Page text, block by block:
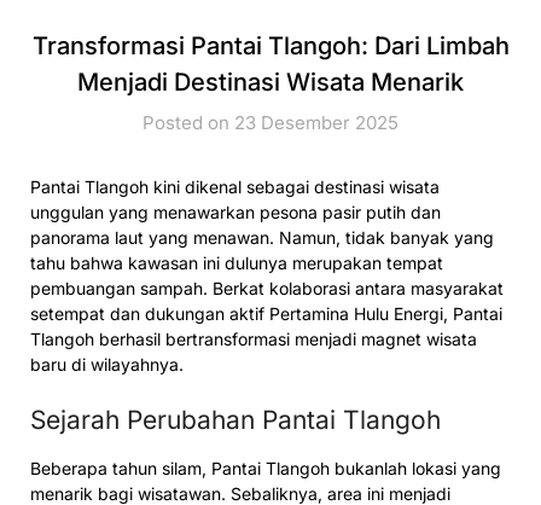
Transformasi Pantai Tlangoh: Dari Limbah
Menjadi Destinasi Wisata Menarik
Posted on 23 Desember 2025
Pantai Tlangoh kini dikenal sebagai destinasi wisata
unggulan yang menawarkan pesona pasir putih dan
panorama laut yang menawan. Namun, tidak banyak yang
tahu bahwa kawasan ini dulunya merupakan tempat
pembuangan sampah. Berkat kolaborasi antara masyarakat
setempat dan dukungan aktif Pertamina Hulu Energi, Pantai
Tlangoh berhasil bertransformasi menjadi magnet wisata
baru di wilayahnya.
Sejarah Perubahan Pantai Tlangoh
Beberapa tahun silam, Pantai Tlangoh bukanlah lokasi yang
menarik bagi wisatawan. Sebaliknya, area ini menjadi